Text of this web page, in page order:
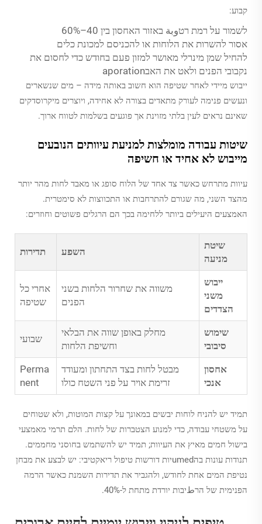
קבוע:
לשמור על רמת רטوبة באזור האחסון בין 40–60%
אסור להשרות את הלוחות או להכניסם למכונת כלים
להחיל שמן מינרלי מאושר למזון פעם בחודש כדי לחסום את
נקבובי הפנים ולאט את האבaporation
ייבוש מיידי לאחר שטיפה הוא חשוב באותה מידה – מים שנשארים
ונעשים פנימה לעורק מתאדים בצורה לא אחידה, ויוצרים מיקרוסדקים
שאינם נראים לעין בלתי מזוינת אך פוגעים בשלמות לטווח ארוך.
שיטות עבודה מומלצות למניעת עיוותים הנובעים
מייבוש לא אחיד או חשיפה
עיוות מתרחש כאשר צד אחד של הלוח סופג או מאבד לחות מהר יותר
מהצד השני, מה שגורם להתרחבות או התכווצות לא סימטרית.
האמצעים היעילים ביותר ללחימה בכך הם הרגלים פשוטים וחוזרים:
שיטת
מניעה
השפע תדירות
ייבוש
משני
הצדדים
משווה את שחרור הלחות בשני
הפנים
אחרי כל
שטיפה
שימוש
סיבובי
מחלק באופן שווה את הבלאי
וחשיפת הלחות
שבועי
אחסון
אנכי
מבטל לחות בצד התחתון ומעודד
זרימת אויר על פני השטח כולו
Perma
nent
תמיד יש להניח לוחות יבשים במאונך על קצות המוטות, ולא שטוחים
על משטחי עבודה, כדי למנוע הצטברות של לחות. הלם תרמי מאמצעי
בישול חמים מאיץ את העיוות; תמיד יש להשתמש בחוסני מחממים.
תנודות עונות בהumedיות דורשות טיפול ריאקטיבי: יש לבצע את מבחן
נטיפת המים אחת לחודש, ולהגביר את תדירות השמנת כאשר הרמה
הפנימית של הרطיבות יורדת מתחת ל-40%.